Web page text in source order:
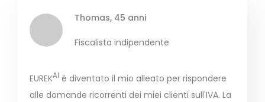
Thomas, 45 anni
Fiscalista indipendente
EUREKAI è diventato il mio alleato per rispondere
alle domande ricorrenti dei miei clienti sull'IVA. La